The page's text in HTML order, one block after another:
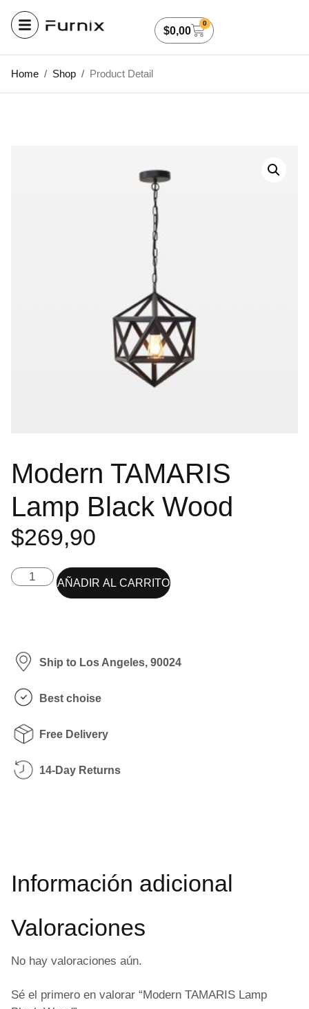
$0,00
0
Home / Shop / Product Detail
Modern TAMARIS
Lamp Black Wood
$269,90
AÑADIR AL CARRITO
Ship to Los Angeles, 90024
Best choise
Free Delivery
14-Day Returns
Información adicional
Valoraciones
No hay valoraciones aún.
Sé el primero en valorar “Modern TAMARIS Lamp